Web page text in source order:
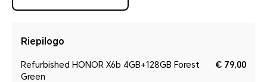
Riepilogo
Refurbished HONOR X6b 4GB+128GB Forest
Green
€ 79,00